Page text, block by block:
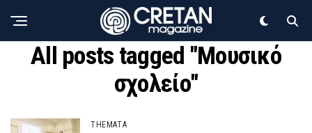
All posts tagged "Μουσικό
σχολείο"
THEMATA